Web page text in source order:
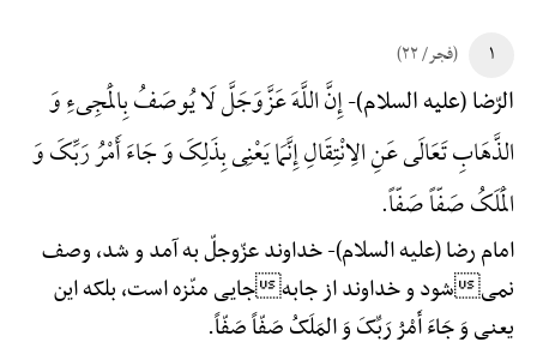
۱ (فجر/ ۲۲)
الرّضا (علیه السلام)-إِنَّ اللَّهَ عَزَّوَجَلَّ لَا یُوصَفُ بِالْمَجِیءِ وَ
الذَّهَابِ تَعَالَی عَنِ الِانْتِقَالِ إِنَّمَا یَعْنِی بِذَلِکَ وَ جَاءَ أَمْرُ رَبِّکَ وَ
الْمَلَکُ صَفّاً صَفّاً.
امام رضا (علیه السلام)-خداوند عزّوجلّ به آمد و شد، وصف
نمیشود و خداوند از جابهجایی منّزه است، بلکه این
یعنی وَ جَاءَ أَمْرُ رَبِّکَ وَ المَلَکُ صَفّاً صَفّاً.